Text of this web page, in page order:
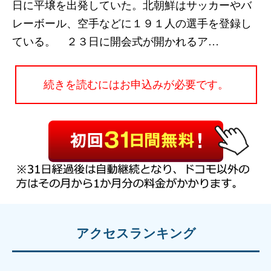
日に平壌を出発していた。北朝鮮はサッカーやバ
レーボール、空手などに１９１人の選手を登録し
ている。 ２３日に開会式が開かれるア…
続きを読むにはお申込みが必要です。
アクセスランキング